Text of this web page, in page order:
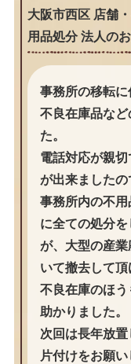
大阪市西区 店舗
用品処分 法人の
事務所の移転
不良在庫品な
た。
電話対応が親
が出来ましたの
事務所内の不
に全ての処分
が、大型の産
いて撤去して頂
不良在庫のほ
助かりました。
次回は長年放
片付けをお願い